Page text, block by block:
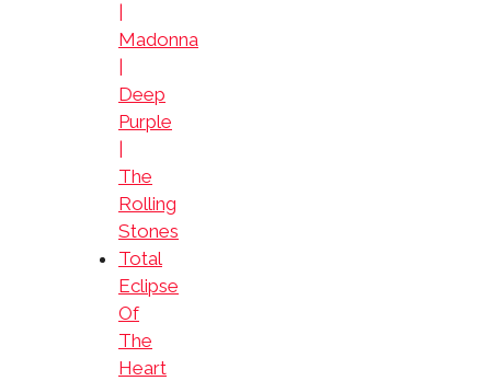
Madonna
Deep
Purple
The
Rolling
Stones
Total
Eclipse
Of
The
Heart